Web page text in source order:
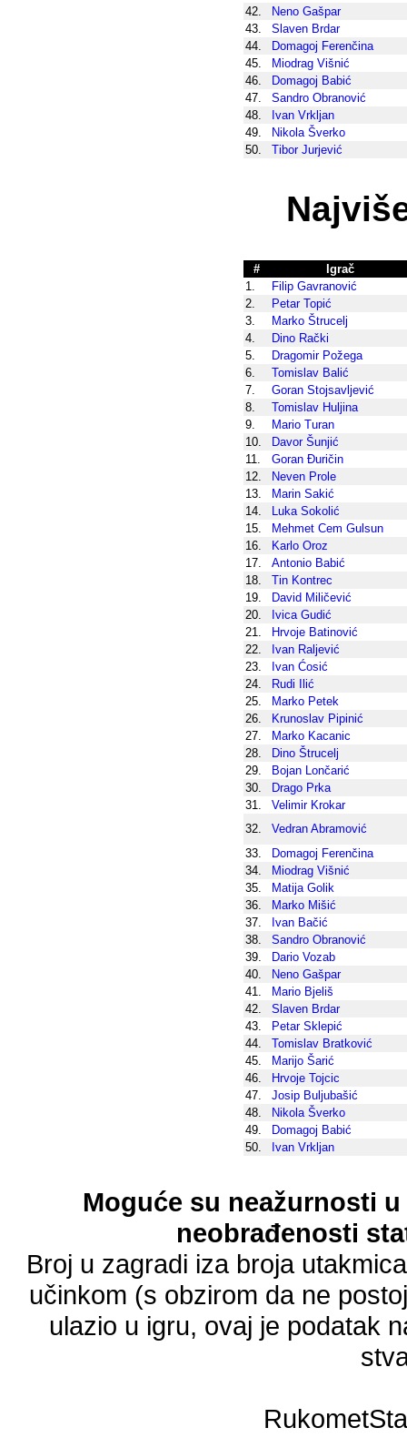
42.
Neno Gašpar
43.
Slaven Brdar
44.
Domagoj Ferenčina
45.
Miodrag Višnić
46.
Domagoj Babić
47.
Sandro Obranović
48.
Ivan Vrkljan
49.
Nikola Šverko
50.
Tibor Jurjević
#
Igrač
1.
Filip Gavranović
2.
Petar Topić
3.
Marko Štrucelj
4.
Dino Rački
5.
Dragomir Požega
6.
Tomislav Balić
7.
Goran Stojsavljević
8.
Tomislav Huljina
9.
Mario Turan
10.
Davor Šunjić
11.
Goran Đuričin
12.
Neven Prole
13.
Marin Sakić
14.
Luka Sokolić
15.
Mehmet Cem Gulsun
16.
Karlo Oroz
17.
Antonio Babić
18.
Tin Kontrec
19.
David Miličević
20.
Ivica Gudić
21.
Hrvoje Batinović
22.
Ivan Raljević
23.
Ivan Ćosić
24.
Rudi Ilić
25.
Marko Petek
26.
Krunoslav Pipinić
27.
Marko Kacanic
28.
Dino Štrucelj
29.
Bojan Lončarić
30.
Drago Prka
31.
Velimir Krokar
32.
Vedran Abramović
33.
Domagoj Ferenčina
34.
Miodrag Višnić
35.
Matija Golik
36.
Marko Mišić
37.
Ivan Bačić
38.
Sandro Obranović
39.
Dario Vozab
40.
Neno Gašpar
41.
Mario Bjeliš
42.
Slaven Brdar
43.
Petar Sklepić
44.
Tomislav Bratković
45.
Marijo Šarić
46.
Hrvoje Tojcic
47.
Josip Buljubašić
48.
Nikola Šverko
49.
Domagoj Babić
50.
Ivan Vrkljan
Moguće su neažurnosti
neobrađenosti
Broj u zagradi iza broja
učinkom (s obzirom da ne
ulazio u igru, ovaj je podatak